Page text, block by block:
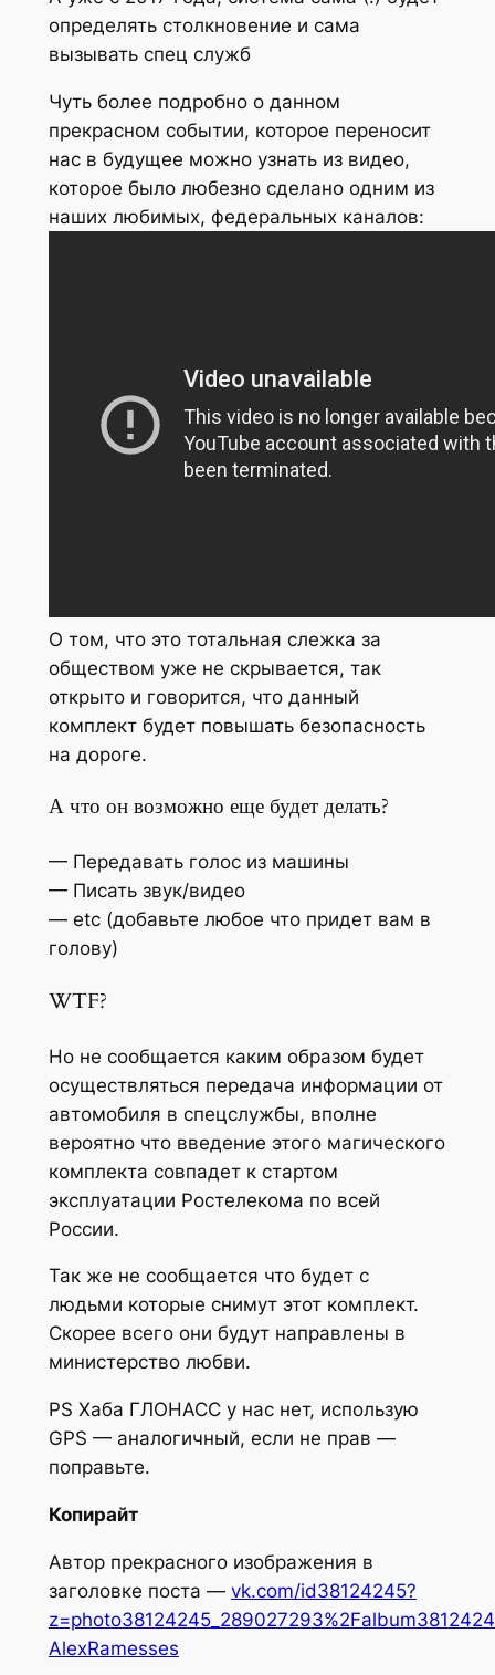
определять столкновение и сама
вызывать спец служб
Чуть более подробно о данном
прекрасном событии, которое переносит
нас в будущее можно узнать из видео,
которое было любезно сделано одним из
наших любимых, федеральных каналов:
О том, что это тотальная слежка за
обществом уже не скрывается, так
открыто и говорится, что данный
комплект будет повышать безопасность
на дороге.
А что он возможно еще будет делать?
— Передавать голос из машины
— Писать звук/видео
— etc (добавьте любое что придет вам в
голову)
WTF?
Но не сообщается каким образом будет
осуществляться передача информации от
автомобиля в спецслужбы, вполне
вероятно что введение этого магического
комплекта совпадет к стартом
эксплуатации Ростелекома по всей
России.
Так же не сообщается что будет с
людьми которые снимут этот комплект.
Скорее всего они будут направлены в
министерство любви.
PS Хаба ГЛОНАСС у нас нет, использую
GPS — аналогичный, если не прав —
поправьте.
Копирайт
Автор прекрасного изображения в
заголовке поста — vk.com/id38124245?
AlexRamesses